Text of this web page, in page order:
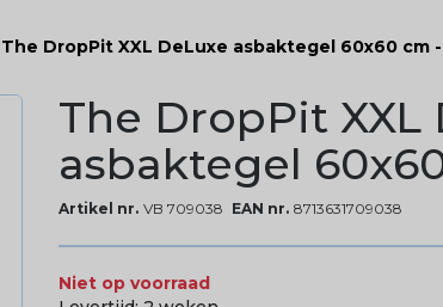
The DropPit XXL DeLuxe asbaktegel 60x60 cm -
The DropPit XXL
asbaktegel
Artikel nr. VB 709038 EAN nr. 8713631709038
Niet op voorraad